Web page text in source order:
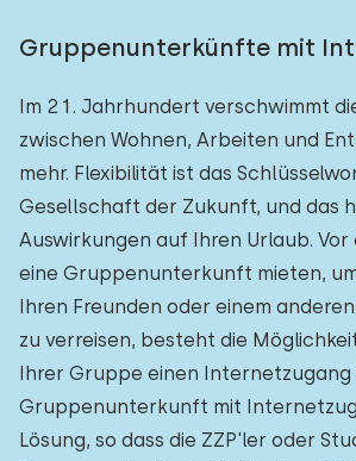
Gruppenunterkünfte mit
Im 21. Jahrhundert verschwimmt
zwischen Wohnen, Arbeiten und
mehr. Flexibilität ist das
Gesellschaft der Zukunft, und das
Auswirkungen auf Ihren Urlaub. Vor
eine Gruppenunterkunft mieten,
Ihren Freunden oder einem
zu verreisen, besteht die
Ihrer Gruppe einen Internetzugang
Gruppenunterkunft mit
Lösung, so dass die ZZP'ler oder